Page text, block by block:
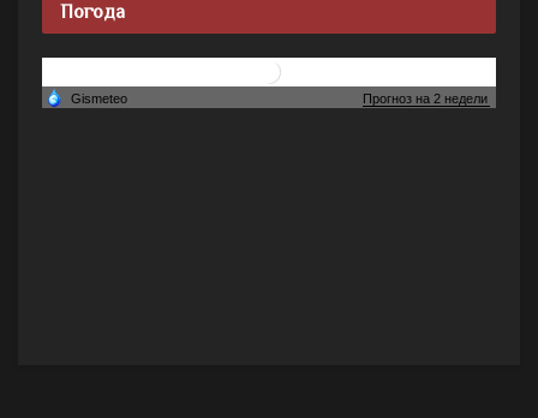
Погода